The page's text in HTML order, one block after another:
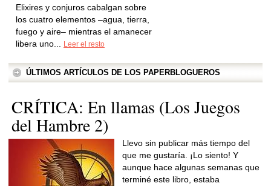
Elixires y conjuros cabalgan sobre
los cuatro elementos –agua, tierra,
fuego y aire– mientras el amanecer
libera uno...
Leer el resto
ÚLTIMOS ARTÍCULOS DE LOS PAPERBLOGUEROS
CRÍTICA: En llamas (Los Juegos
del Hambre 2)
Llevo sin publicar más tiempo del
que me gustaría. ¡Lo siento! Y
aunque hace algunas semanas que
terminé este libro, estaba